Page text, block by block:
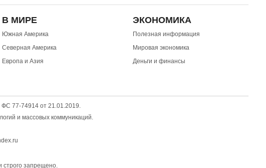
В МИРЕ
Южная Америка
Северная Америка
Европа и Азия
ЭКОНОМИКА
Полезная информация
Мировая экономика
Деньги и финансы
77-74914 от 21.01.2019.
и массовых коммуникаций.
строго запрещено.